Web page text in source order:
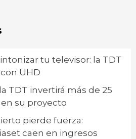
tu televisor: la TDT
UHD
TDT invertirá más de 25
su proyecto
pierde fuerza:
caen en ingresos